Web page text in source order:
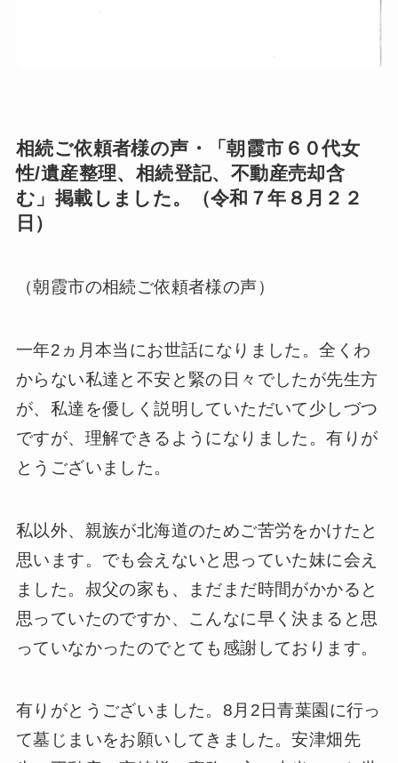
相続ご依頼者様の声・「朝霞市６０代女
性/遺産整理、相続登記、不動産売却含
む」掲載しました。（令和７年８月２２
日）
（朝霞市の相続ご依頼者様の声）
一年2ヵ月本当にお世話になりました。全くわ
からない私達と不安と緊の日々でしたが先生方
が、私達を優しく説明していただいて少しづつ
ですが、理解できるようになりました。有りが
とうございました。
私以外、親族が北海道のためご苦労をかけたと
思います。でも会えないと思っていた妹に会え
ました。叔父の家も、まだまだ時間がかかると
思っていたのですか、こんなに早く決まると思
っていなかったのでとても感謝しております。
有りがとうございました。8月2日青葉園に行っ
て墓じまいをお願いしてきました。安津畑先